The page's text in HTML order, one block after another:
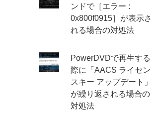
ンドで［エラー :
0x800f0915］が表示さ
れる場合の対処法
PowerDVDで再生する
際に「AACS ライセン
スキー アップデート」
が繰り返される場合の
対処法